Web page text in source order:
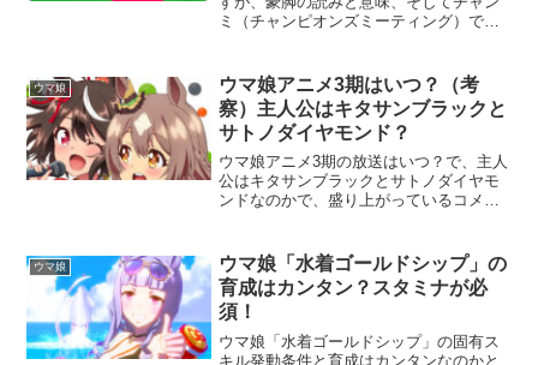
ミ（チャンピオンズミーティング）での
マ娘プリティーダービーのゲームを始め
た人向けへの解説になり...
ウマ娘
ウマ娘アニメ3期はいつ？（考
察）主人公はキタサンブラックと
サトノダイヤモンド？
ウマ娘アニメ3期の放送はいつ？で、主人
公はキタサンブラックとサトノダイヤモ
ンドなのかで、盛り上がっているコメン
みました。ウマ娘TVアニメ1期は、2018
年4月か...
ウマ娘
ウマ娘「水着ゴールドシップ」の
育成はカンタン？スタミナが必
須！
ウマ娘「水着ゴールドシップ」の固有ス
キル発動条件と育成はカンタンなのかと